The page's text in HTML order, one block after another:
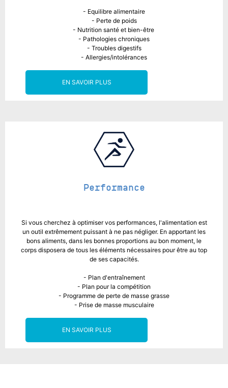
- Equilibre alimentaire
- Perte de poids
- Nutrition santé et bien-être
- Pathologies chroniques
- Troubles digestifs
- Allergies/intolérances
EN SAVOIR PLUS
Performance
Si vous cherchez à optimiser vos performances, l'alimentation est
un outil extrêmement puissant à ne pas négliger. En apportant les
bons aliments, dans les bonnes proportions au bon moment, le
corps disposera de tous les éléments nécessaires pour être au top
de ses capacités.
- Plan d'entraînement
- Plan pour la compétition
- Programme de perte de masse grasse
- Prise de masse musculaire
EN SAVOIR PLUS